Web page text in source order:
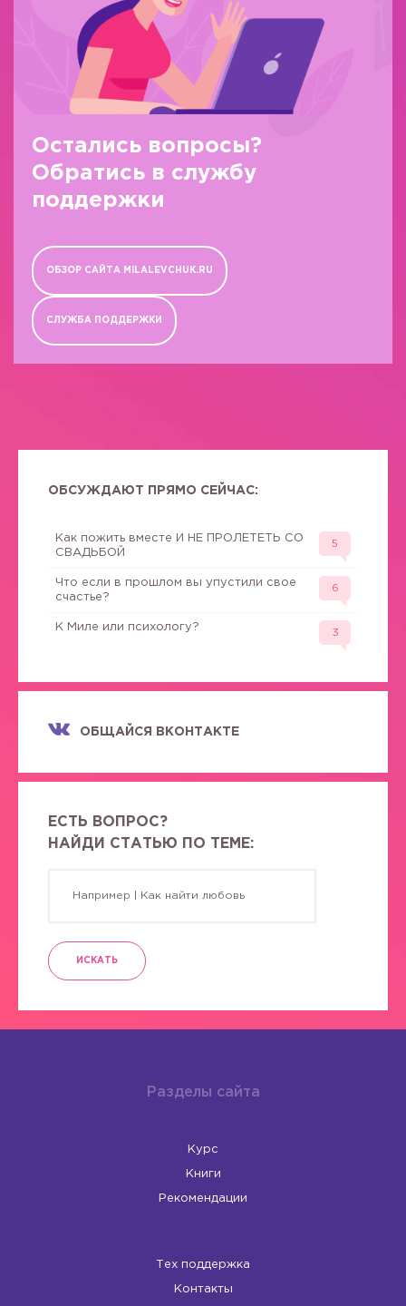
Остались вопросы?
Обратись в службу
поддержки
ОБЗОР САЙТА MILALEVCHUK.RU
СЛУЖБА ПОДДЕРЖКИ
ОБСУЖДАЮТ ПРЯМО СЕЙЧАС:
Как пожить вместе И НЕ ПРОЛЕТЕТЬ СО
СВАДЬБОЙ
5
Что если в прошлом вы упустили свое
счастье?
6
К Миле или психологу?
3
ОБЩАЙСЯ ВКОНТАКТЕ
ЕСТЬ ВОПРОС?
НАЙДИ СТАТЬЮ ПО ТЕМЕ:
ИСКАТЬ
Разделы сайта
Курс
Книги
Рекомендации
Тех поддержка
Контакты